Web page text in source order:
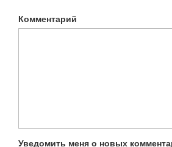
Комментарий
Уведомить меня о новых